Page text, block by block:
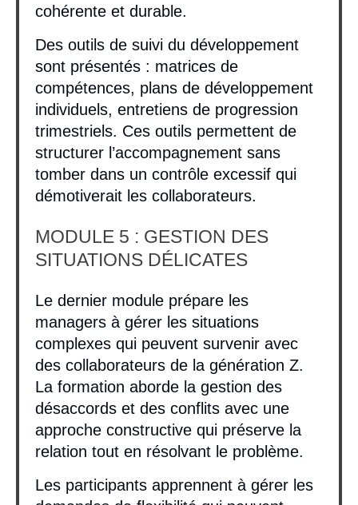
cohérente et durable.
Des outils de suivi du développement
sont présentés : matrices de
compétences, plans de développement
individuels, entretiens de progression
trimestriels. Ces outils permettent de
structurer l’accompagnement sans
tomber dans un contrôle excessif qui
démotiverait les collaborateurs.
MODULE 5 : GESTION DES
SITUATIONS DÉLICATES
Le dernier module prépare les
managers à gérer les situations
complexes qui peuvent survenir avec
des collaborateurs de la génération Z.
La formation aborde la gestion des
désaccords et des conflits avec une
approche constructive qui préserve la
relation tout en résolvant le problème.
Les participants apprennent à gérer les